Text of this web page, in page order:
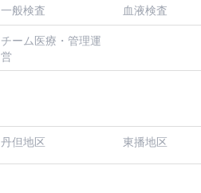
一般検査
血液検査
チーム医療・管理運
営
丹但地区 東播地区